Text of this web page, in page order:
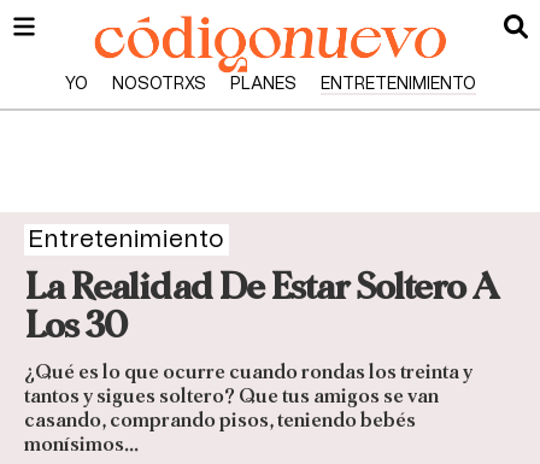
YO NOSOTRXS PLANES ENTRETENIMIENTO
Entretenimiento
La Realidad De Estar Soltero A
Los 30
¿Qué es lo que ocurre cuando rondas los treinta y
tantos y sigues soltero? Que tus amigos se van
casando, comprando pisos, teniendo bebés
monísimos...